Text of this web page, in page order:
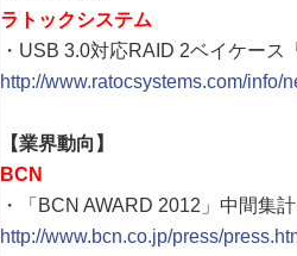
ラトックシステム
・USB 3.0対応RAID 2ベイケー
http://www.ratocsystems.com/info/
【業界動向】
BCN
・「BCN AWARD 2012」中間集
http://www.bcn.co.jp/press/